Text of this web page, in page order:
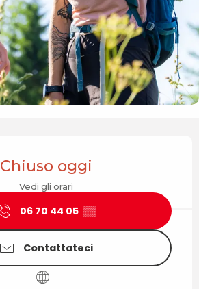
Chiuso oggi
Vedi gli orari
06 70 44 05 ▒▒
Contattateci